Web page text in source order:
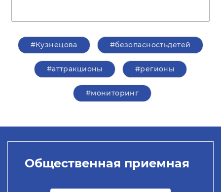
#Кузнецова #безопасностьдетей
#аттракционы #регионы
#мониторинг
Общественная приемная